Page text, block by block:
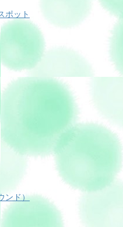
ポット
ンド）